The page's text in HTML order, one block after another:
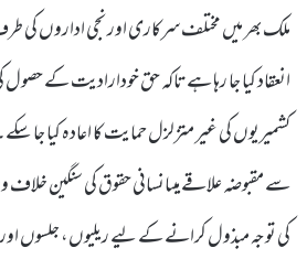
ملک بھر میں مختلف سرکاری اور نجی اداروں
انعقاد کیا جا رہا ہے تاکہ حق خودارادیت کے
کشمیریوں کی غیر متزلزل حمایت کا اعادہ کیا جا
سے مقبوضہ علاقے میںانسانی حقوق کی سنگین
کی توجہ مبذول کرانے کے لیے ریلیوں، جلسوں اور